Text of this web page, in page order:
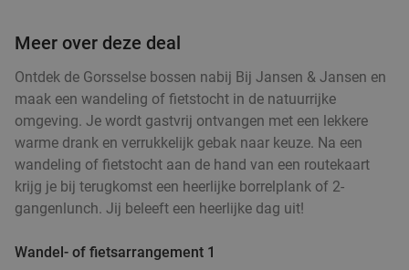
Meer over deze deal
Ontdek de Gorsselse bossen nabij Bij Jansen & Jansen en
maak een wandeling of fietstocht in de natuurrijke
omgeving. Je wordt gastvrij ontvangen met een lekkere
warme drank en verrukkelijk gebak naar keuze. Na een
wandeling of fietstocht aan de hand van een routekaart
krijg je bij terugkomst een heerlijke borrelplank of 2-
gangenlunch. Jij beleeft een heerlijke dag uit!
Wandel- of fietsarrangement 1